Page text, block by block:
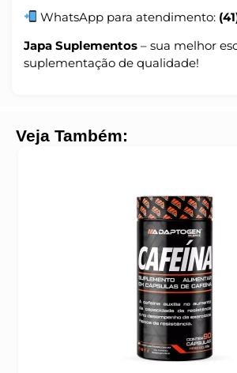
WhatsApp para atendimento:
Japa Suplementos – sua melhor
suplementação de qualidade!
Veja Também: